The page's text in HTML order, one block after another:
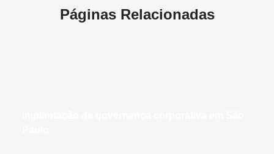
Páginas Relacionadas